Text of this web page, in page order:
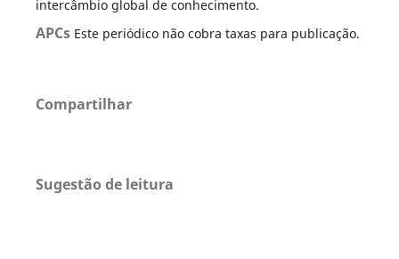
intercâmbio global de conhecimento.
APCs Este periódico não cobra taxas para publicação.
Compartilhar
Sugestão de leitura